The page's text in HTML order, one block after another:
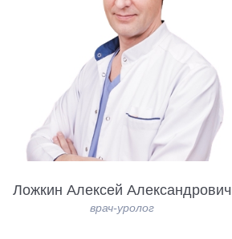
Ложкин Алексей Александрович
врач-уролог